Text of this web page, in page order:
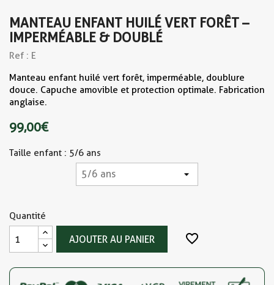
MANTEAU ENFANT HUILÉ VERT FORÊT –
IMPERMÉABLE & DOUBLÉ
Ref : E
Manteau enfant huilé vert forêt, imperméable, doublure
douce. Capuche amovible et protection optimale. Fabrication
anglaise.
99,00 €
Taille enfant : 5/6 ans
Quantité
AJOUTER AU PANIER favorite_border